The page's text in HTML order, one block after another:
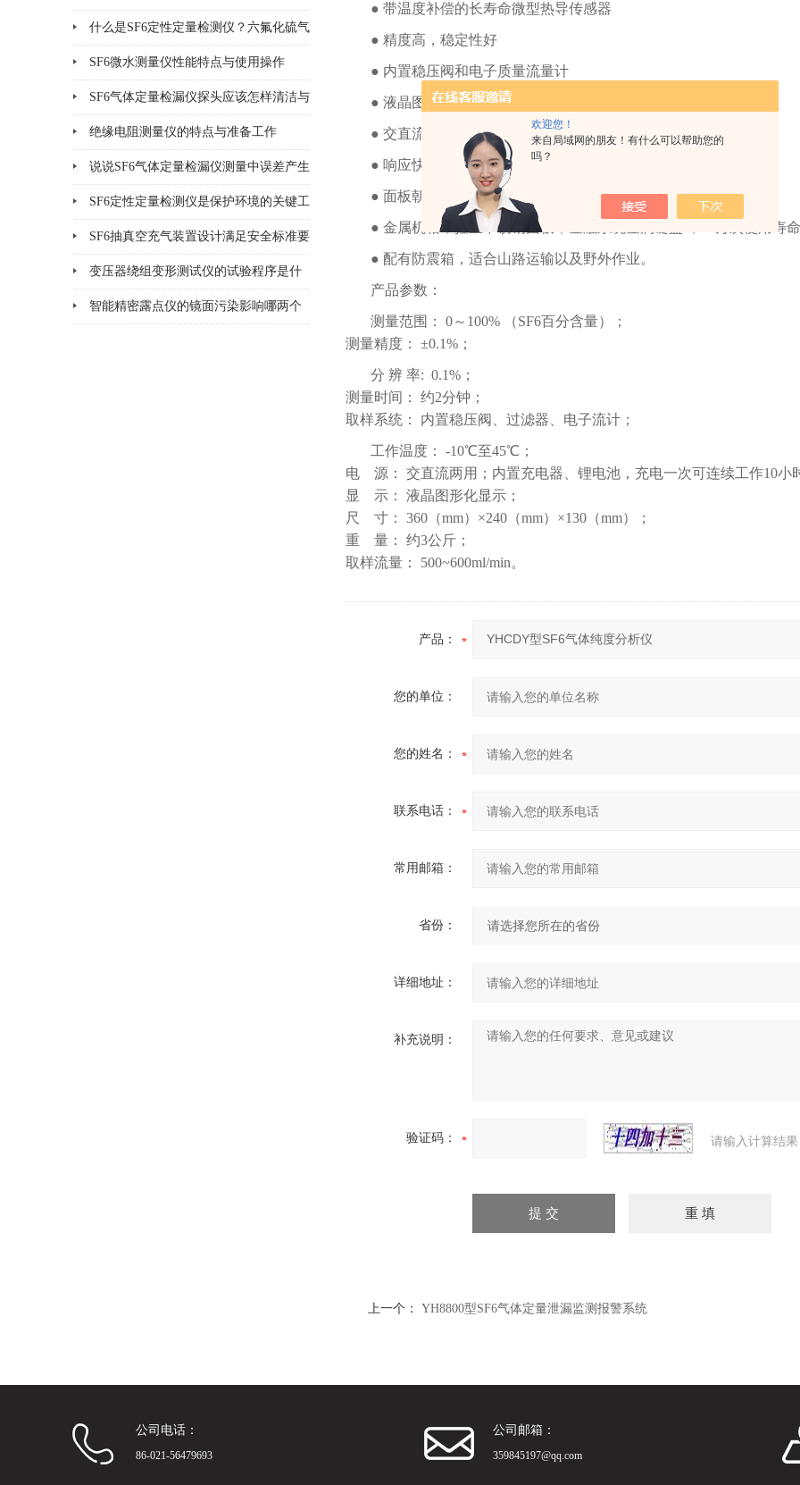
欢迎您！
来自局域网的朋友！有什么可以帮助您的
吗？
什么是SF6定性定量检测仪？六氟化硫气
体检测设备
SF6微水测量仪性能特点与使用操作
SF6气体定量检漏仪探头应该怎样清洁与
更换
绝缘电阻测量仪的特点与准备工作
说说SF6气体定量检漏仪测量中误差产生
的8个因素
SF6定性定量检测仪是保护环境的关键工
具
SF6抽真空充气装置设计满足安全标准要
求
变压器绕组变形测试仪的试验程序是什
么
智能精密露点仪的镜面污染影响哪两个
● 带温度补偿的长寿命微型热导传感器
● 精度高，稳定性好
● 内置稳压阀和电子质量流量计
● 液晶图形显示，直观易用
● 交直流两用，充电锂电池供电
● 响应快，几乎无预热等候
● 面板朝上设计，轻巧便携易操作
● 金属机箱，拉丝不锈钢面板，金融系统金属键盘 ，10万次使用寿命
● 配有防震箱，适合山路运输以及野外作业。
产品参数：
测量范围： 0～100% （SF6百分含量）；
测量精度： ±0.1%；
分 辨 率: 0.1%；
测量时间： 约2分钟；
取样系统： 内置稳压阀、过滤器、电子流计；
工作温度： -10℃至45℃；
电 源： 交直流两用；内置充电器、锂电池，充电一次可连续工作10小
显 示： 液晶图形化显示；
尺 寸： 360（mm）×240（mm）×130（mm）；
重 量： 约3公斤；
取样流量： 500~600ml/min。
产品：
您的单位：
您的姓名：
联系电话：
常用邮箱：
省份：
详细地址：
补充说明：
验证码： 请输入计算结
上一个： YH8800型SF6气体定量泄漏监测报警系统
公司电话：
86-021-56479693
公司邮箱：
359845197@qq.com